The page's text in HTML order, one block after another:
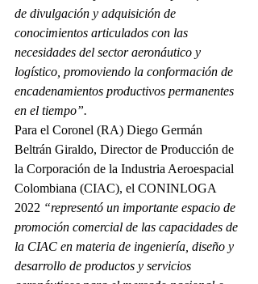
de divulgación y adquisición de
conocimientos articulados con las
necesidades del sector aeronáutico y
logístico, promoviendo la conformación de
encadenamientos productivos permanentes
en el tiempo”.
Para el Coronel (RA) Diego Germán
Beltrán Giraldo, Director de Producción de
la Corporación de la Industria Aeroespacial
Colombiana (CIAC), el CONINLOGA
2022 “representó un importante espacio de
promoción comercial de las capacidades de
la CIAC en materia de ingeniería, diseño y
desarrollo de productos y servicios